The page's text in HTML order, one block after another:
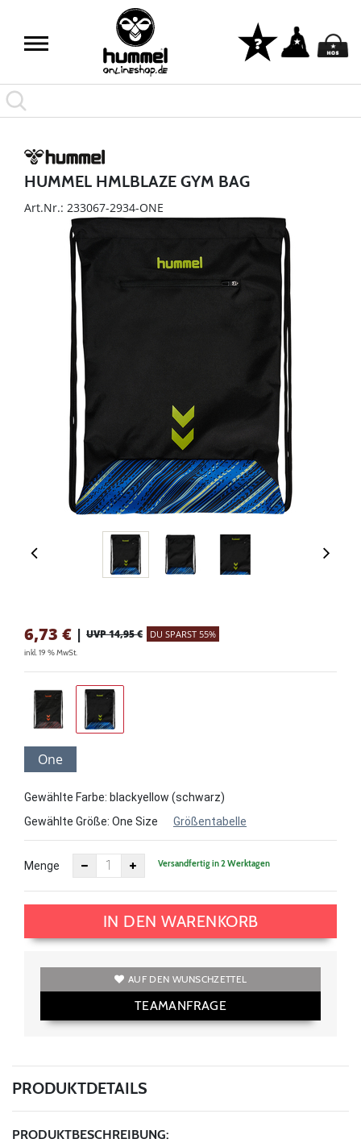
HUMMEL HMLBLAZE GYM BAG
Art.Nr.: 233067-2934-ONE
6,73 € | UVP 14,95 € DU SPARST 55%
inkl. 19 % MwSt.
One
Gewählte Farbe: blackyellow (schwarz)
Gewählte Größe: One Size Größentabelle
Menge Versandfertig in 2 Werktagen
IN DEN WARENKORB
AUF DEN WUNSCHZETTEL
TEAMANFRAGE
PRODUKTDETAILS
PRODUKTBESCHREIBUNG: